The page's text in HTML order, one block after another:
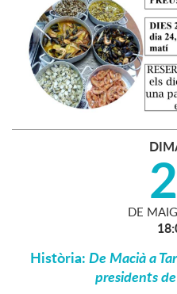
DE MAIG
Història:De Macià a
presidents